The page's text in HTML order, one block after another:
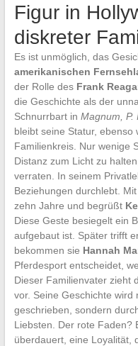
Figur in
diskreter
Es ist unmöglich, das
amerikanischen
der Rolle des Frank
die Geschichte als der
Schnurrbart in Magnum, P.
bleibt seine Statur,
Familienkreis. Nur wenige
Distanz zum Licht zu
verraten. In seinem
Beziehungen durchlebt. Mit
zehn Jahre und begrüßt
Diese Geste besiegelt ein
aufgebaut ist. Später trifft
bekommen sie Hannah
Pferdesport entscheidet,
Dieser Familienvater zieht
vor. Seine Geschichte
geschrieben, sondern
Liebsten. Der rote Faden?
überdauert, eine Loyalität,